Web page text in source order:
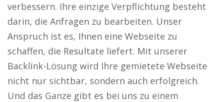
verbessern. Ihre einzige Verpflichtung besteht
darin, die Anfragen zu bearbeiten. Unser
Anspruch ist es, Ihnen eine Webseite zu
schaffen, die Resultate liefert. Mit unserer
Backlink-Lösung wird Ihre gemietete Webseite
nicht nur sichtbar, sondern auch erfolgreich.
Und das Ganze gibt es bei uns zu einem